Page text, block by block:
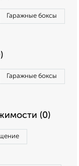
Гаражные боксы
Гаражные боксы
(0)